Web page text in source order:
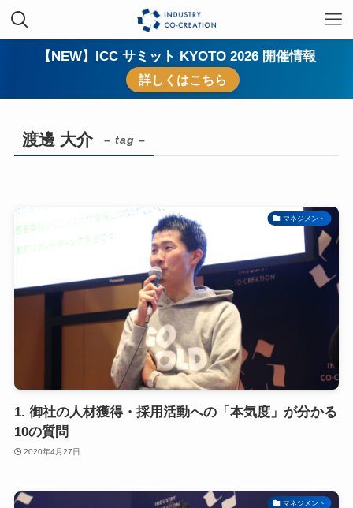
【NEW】ICC サミット KYOTO 2026 開催情報
詳しくはこちら
渡邊 大介 – tag –
マネジメント
1. 御社の人材獲得・採用活動への「本気度」が分かる
10の質問
2020年4月27日
マネジメント